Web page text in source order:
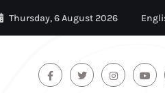
Thursday, 6 August 2026